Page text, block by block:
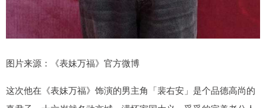
图片来源：《表妹万福》官方微博
这次他在《表妹万福》饰演的男主角「裴右安」是个品德高尚的